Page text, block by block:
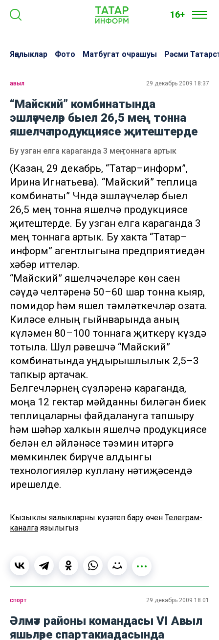
16+
Яңалыклар Фото Матбугат очрашуы Рәсми
авыл 29 декабрь 2009 18:37
“Майский” комбинатында
эшләүчеләр быел 26,5 мең тонна
яшелчә продукциясе җитештерде
Бу узган елга караганда 3 мең тоннага артык
(Казан, 29 декабрь, “Татар–информ”,
Ирина Игнатьева). “Майский” теплица
комбинаты” ҖЧҖндә эшләүчеләр быел
26,5 мең тонна яшелчә продукциясе
җитештерде. Бу узган елга караганда 3
мең тоннага артык. Бу хакта “Татар–
информ” агентлыгына предприятиедән
хәбәр иттеләр.
“Майский” яшелчәчеләре көн саен
сәүдә челтәренә 50–60 шар тонна кыяр,
помидор һәм яшел тәмләткечләр озата.
Киләсе елның гыйнварында аның
күләмен 80–100 тоннага җиткерү күздә
тотыла. Шул рәвешчә “Майский”
комбинатында уңдырышлылык 2,5–3
тапкыр артачак.
Белгечләрнең сүзләренә караганда,
моңа 12 гектар мәйданны биләгән биек
теплицаларны файдалануга тапшыру
һәм шәһәр халкын яшелчә продукциясе
белән ел әйләнәсе тәэмин итәргә
мөмкинлек бирүче алдынгы
технологияләр куллану нәтиҗәсендә
ирешелде.
Кызыклы яңалыкларны күзәтеп бару өчен Телеграм-
каналга язылыгыз
спорт 29 декабрь 2009 18:01
Әлмәт районы командасы VI Авыл
яшьләре спартакиадасында